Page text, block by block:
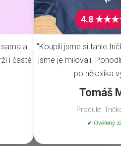
a
i časté
4.8
"Koupili jsme si tahle
jsme je milovali.
po několika
Tomáš
Produkt:
✔ Ověřený